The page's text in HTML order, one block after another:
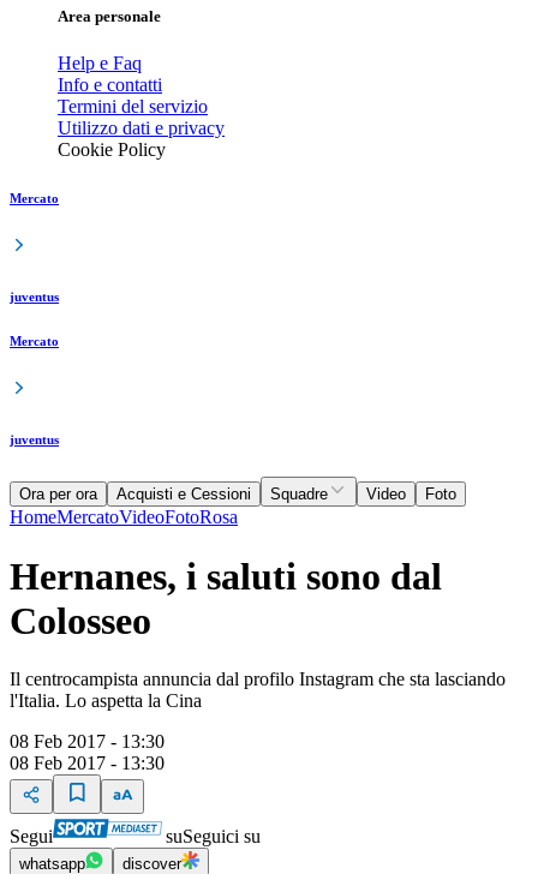
Area personale
Help e Faq
Info e contatti
Termini del servizio
Utilizzo dati e privacy
Cookie Policy
Mercato
juventus
Mercato
juventus
Ora per ora Acquisti e Cessioni Squadre Video Foto
HomeMercatoVideoFotoRosa
Hernanes, i saluti sono dal
Colosseo
Il centrocampista annuncia dal profilo Instagram che sta lasciando
l'Italia. Lo aspetta la Cina
08 Feb 2017 - 13:30
08 Feb 2017 - 13:30
Segui suSeguici su
whatsapp discover